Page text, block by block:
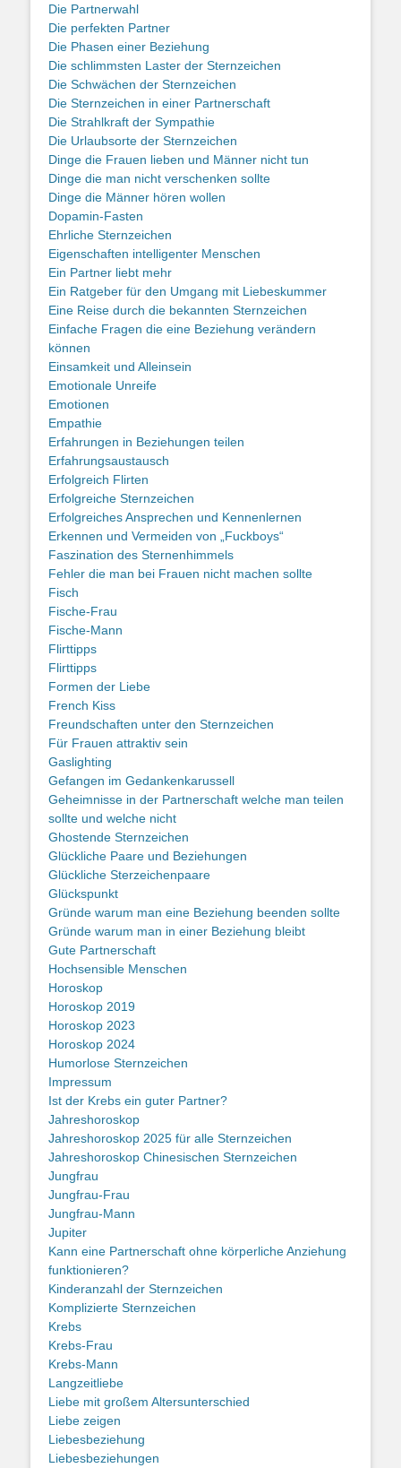
Die Partnerwahl
Die perfekten Partner
Die Phasen einer Beziehung
Die schlimmsten Laster der Sternzeichen
Die Schwächen der Sternzeichen
Die Sternzeichen in einer Partnerschaft
Die Strahlkraft der Sympathie
Die Urlaubsorte der Sternzeichen
Dinge die Frauen lieben und Männer nicht tun
Dinge die man nicht verschenken sollte
Dinge die Männer hören wollen
Dopamin-Fasten
Ehrliche Sternzeichen
Eigenschaften intelligenter Menschen
Ein Partner liebt mehr
Ein Ratgeber für den Umgang mit Liebeskummer
Eine Reise durch die bekannten Sternzeichen
Einfache Fragen die eine Beziehung verändern
können
Einsamkeit und Alleinsein
Emotionale Unreife
Emotionen
Empathie
Erfahrungen in Beziehungen teilen
Erfahrungsaustausch
Erfolgreich Flirten
Erfolgreiche Sternzeichen
Erfolgreiches Ansprechen und Kennenlernen
Erkennen und Vermeiden von „Fuckboys“
Faszination des Sternenhimmels
Fehler die man bei Frauen nicht machen sollte
Fisch
Fische-Frau
Fische-Mann
Flirttipps
Flirttipps
Formen der Liebe
French Kiss
Freundschaften unter den Sternzeichen
Für Frauen attraktiv sein
Gaslighting
Gefangen im Gedankenkarussell
Geheimnisse in der Partnerschaft welche man teilen
sollte und welche nicht
Ghostende Sternzeichen
Glückliche Paare und Beziehungen
Glückliche Sterzeichenpaare
Glückspunkt
Gründe warum man eine Beziehung beenden sollte
Gründe warum man in einer Beziehung bleibt
Gute Partnerschaft
Hochsensible Menschen
Horoskop
Horoskop 2019
Horoskop 2023
Horoskop 2024
Humorlose Sternzeichen
Impressum
Ist der Krebs ein guter Partner?
Jahreshoroskop
Jahreshoroskop 2025 für alle Sternzeichen
Jahreshoroskop Chinesischen Sternzeichen
Jungfrau
Jungfrau-Frau
Jungfrau-Mann
Jupiter
Kann eine Partnerschaft ohne körperliche Anziehung
funktionieren?
Kinderanzahl der Sternzeichen
Komplizierte Sternzeichen
Krebs
Krebs-Frau
Krebs-Mann
Langzeitliebe
Liebe mit großem Altersunterschied
Liebe zeigen
Liebesbeziehung
Liebesbeziehungen